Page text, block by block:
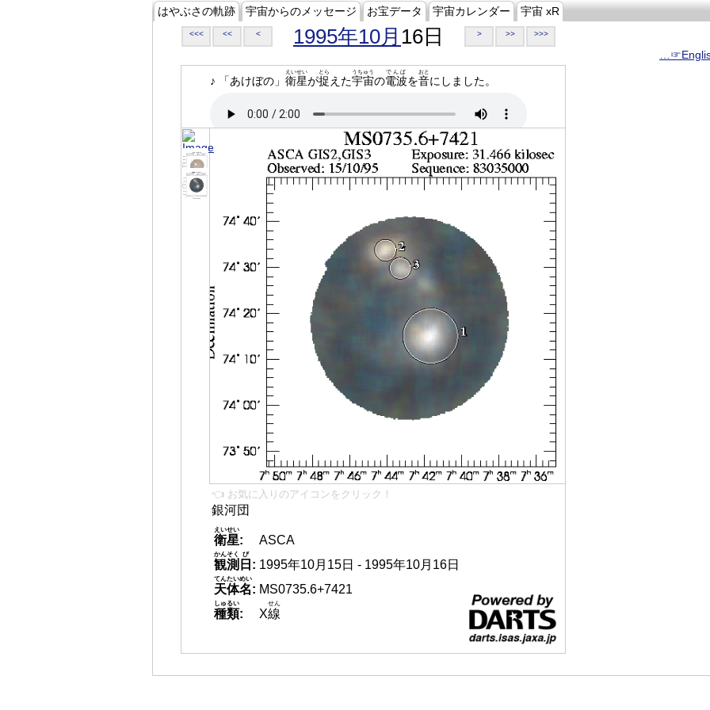
はやぶさの軌跡 宇宙からのメッセージ お宝データ 宇宙カレンダー 宇宙 xR
<<< << < 1995年10月 16日 > >> >>>
♪ 「あけぼの」 衛星
えいせい
が捉
とら
えた宇宙
うちゅう
の電波
でんぱ
を音
おと
にしました。
👈 お気に入りのアイコンをクリック！
銀河団
衛星
えいせい
:
ASCA
観測
かんそく
日
び
: 1995年10月15日 - 1995年10月16日
天体名
てんたいめい
: MS0735.6+7421
種類
しゅるい
: X線
せん